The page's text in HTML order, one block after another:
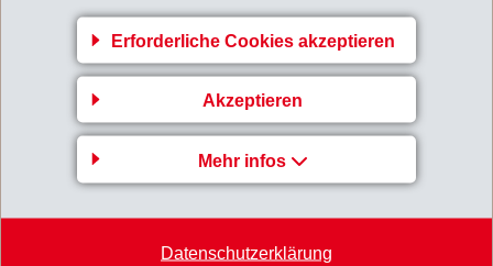
Erforderliche Cookies akzeptieren
Akzeptieren
Mehr infos
Datenschutzerklärung
Finanzergebnisbetrug CHF 0 Mio. (-5).
Nettogewinnfür das 1. Halbjahr 2018 erreichte
CHF 260 Mio. (229) und lag damit 13.4% über Vorjahr.
Eigenkapital
erhöhte sich auf CHF 1'821 Mio.
MM Halbjahresabschluss IFRS 2018